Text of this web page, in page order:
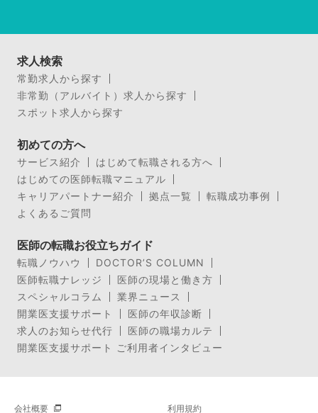
求人検索
常勤求人から探す
非常勤（アルバイト）求人から探す
スポット求人から探す
初めての方へ
サービス紹介
はじめて転職される方へ
はじめての医師転職マニュアル
キャリアパートナー紹介
拠点一覧
転職成功事例
よくあるご質問
医師の転職お役立ちガイド
転職ノウハウ
DOCTOR’S COLUMN
医師転職ナレッジ
医師の現場と働き方
スペシャルコラム
業界ニュース
開業医支援サポート
医師の年収診断
求人のお知らせ代行
医師の職場カルテ
開業医支援サポート ご利用者インタビュー
会社概要 利用規約